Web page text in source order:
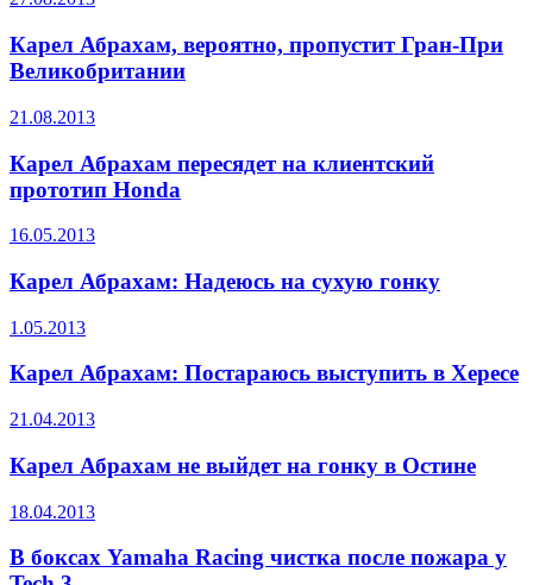
Карел Абрахам, вероятно, пропустит Гран-При
Великобритании
21.08.2013
Карел Абрахам пересядет на клиентский
прототип Honda
16.05.2013
Карел Абрахам: Надеюсь на сухую гонку
1.05.2013
Карел Абрахам: Постараюсь выступить в Хересе
21.04.2013
Карел Абрахам не выйдет на гонку в Остине
18.04.2013
В боксах Yamaha Racing чистка после пожара у